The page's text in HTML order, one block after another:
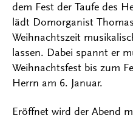
dem Fest der Taufe des
lädt Domorganist
Weihnachtszeit
lassen. Dabei spannt er
Weihnachtsfest bis zum
Herrn am 6. Januar.
Eröffnet wird der Abend